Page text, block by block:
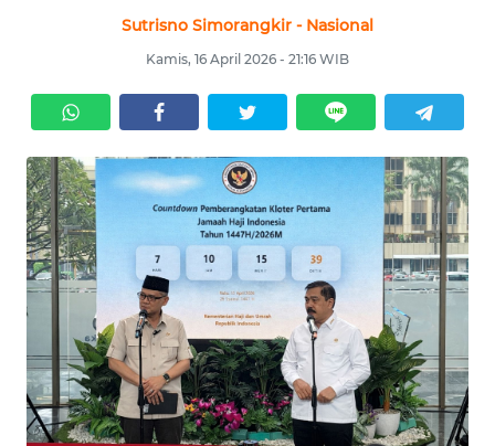
Sutrisno Simorangkir - Nasional
Kamis, 16 April 2026 - 21:16 WIB
KRIMINAL
EKUIN
SAINS-TEKNO
KESEHATAN
INTERNASIONAL
SERBA-SERBI